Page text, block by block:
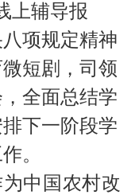
上辅导报
项规定精神
短剧，司领
全面总结学
下一阶段学
。
中国农村改